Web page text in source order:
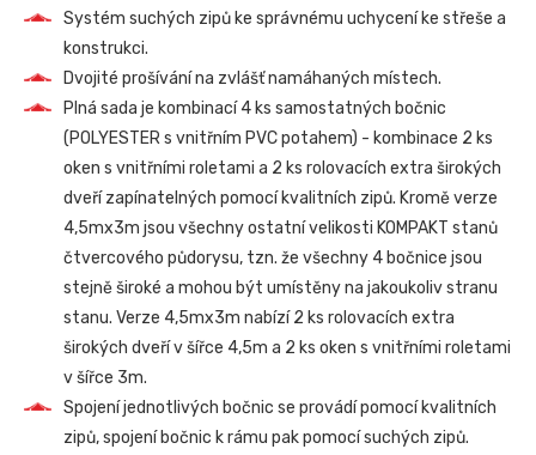
Systém suchých zipů ke správnému uchycení ke střeše a
konstrukci.
Dvojité prošívání na zvlášť namáhaných místech.
Plná sada je kombinací 4 ks samostatných bočnic
(POLYESTER s vnitřním PVC potahem) - kombinace 2 ks
oken s vnitřními roletami a 2 ks rolovacích extra širokých
dveří zapínatelných pomocí kvalitních zipů. Kromě verze
4,5mx3m jsou všechny ostatní velikosti KOMPAKT stanů
čtvercového půdorysu, tzn. že všechny 4 bočnice jsou
stejně široké a mohou být umístěny na jakoukoliv stranu
stanu. Verze 4,5mx3m nabízí 2 ks rolovacích extra
širokých dveří v šířce 4,5m a 2 ks oken s vnitřními roletami
v šířce 3m.
Spojení jednotlivých bočnic se provádí pomocí kvalitních
zipů, spojení bočnic k rámu pak pomocí suchých zipů.